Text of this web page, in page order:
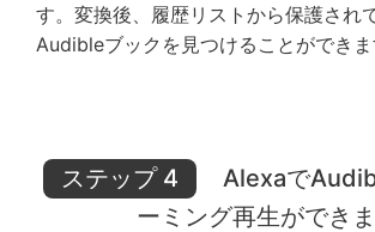
す。変換後、履歴リストから保護され
Audibleブックを見つけることができま
ステップ 4
Alexaで
ーミング再生ができ